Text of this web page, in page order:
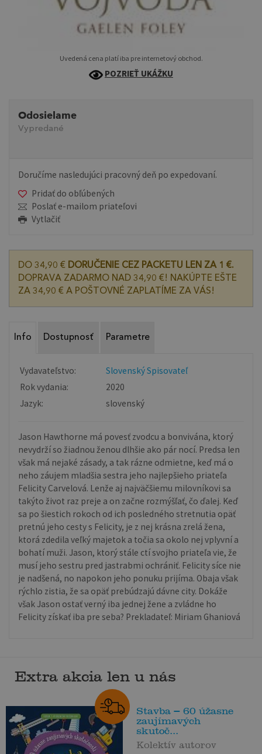
Uvedená cena platí iba pre internetový obchod.
POZRIEŤ UKÁŽKU
Odosielame
Vypredané
Doručíme nasledujúci pracovný deň po expedovaní.
Pridať do obľúbených
Poslať e-mailom priateľovi
Vytlačiť
DO 34,90 € DORUČENIE CEZ PACKETU LEN ZA 1 €.
DOPRAVA ZADARMO NAD 34,90 €! NAKÚPTE EŠTE
ZA 34,90 € A POŠTOVNÉ ZAPLATÍME ZA VÁS!
Info Dostupnosť Parametre
Vydavateľstvo:
Slovenský Spisovateľ
Rok vydania:
2020
Jazyk:
slovenský
Jason Hawthorne má povesť zvodcu a bonvivána, ktorý
nevydrží so žiadnou ženou dlhšie ako pár nocí. Predsa len
však má nejaké zásady, a tak rázne odmietne, keď má o
neho záujem mladšia sestra jeho najlepšieho priateľa
Felicity Carvelová. Lenže aj najväčšiemu milovníkovi sa
takýto život raz preje a on začne rozmýšľať, čo ďalej. Keď
sa po šiestich rokoch od ich posledného stretnutia opäť
pretnú jeho cesty s Felicity, je z nej krásna zrelá žena,
ktorá zdedila veľký majetok a točia sa okolo nej vplyvní a
bohatí muži. Jason, ktorý stále ctí svojho priateľa vie, že
musí jeho sestru pred jastrabmi ochrániť. Felicity síce nie
je nadšená, no napokon jeho ponuku prijíma. Obaja však
rýchlo zistia, že sa opäť prebúdzajú dávne city. Dokáže
však Jason ostať verný iba jednej žene a zvládne ho
Felicity získať iba pre seba? Prekladateľ: Miriam Ghaniová
Extra akcia len u nás
Stavba – 60 úžasne
zaujímavých
skutoč...
Kolektív autorov